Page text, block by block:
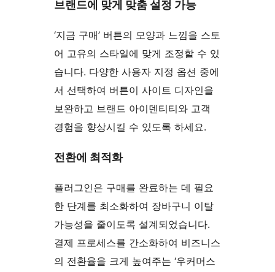
브랜드에 맞게 맞춤 설정 가능
‘지금 구매’ 버튼의 모양과 느낌을 스토
어 고유의 스타일에 맞게 조정할 수 있
습니다. 다양한 사용자 지정 옵션 중에
서 선택하여 버튼이 사이트 디자인을
보완하고 브랜드 아이덴티티와 고객
경험을 향상시킬 수 있도록 하세요.
전환에 최적화
플러그인은 구매를 완료하는 데 필요
한 단계를 최소화하여 장바구니 이탈
가능성을 줄이도록 설계되었습니다.
결제 프로세스를 간소화하여 비즈니스
의 전환율을 크게 높여주는 ‘우커머스